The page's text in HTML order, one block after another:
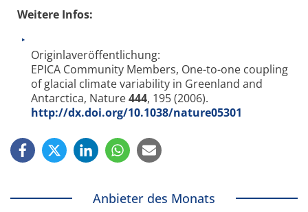
Weitere Infos:
Originlaveröffentlichung:
EPICA Community Members, One-to-one coupling
of glacial climate variability in Greenland and
Antarctica, Nature444, 195 (2006).
http://dx.doi.org/10.1038/nature05301
Anbieter des Monats